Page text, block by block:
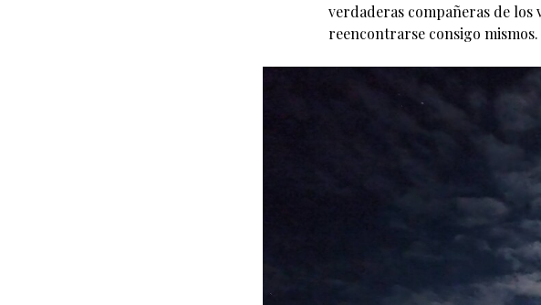
verdaderas compañeras de los
reencontrarse consigo mismos.